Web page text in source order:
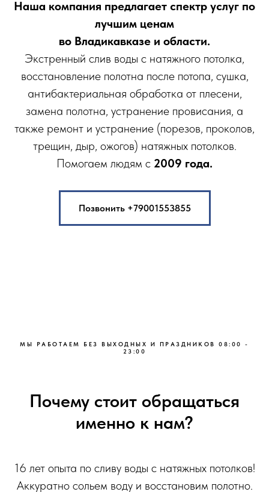
Наша компания предлагает спектр услуг по
лучшим ценам
во Владикавказе и области.
Экстренный слив воды с натяжного потолка,
восстановление полотна после потопа, сушка,
антибактериальная обработка от плесени,
замена полотна, устранение провисания, а
также ремонт и устранение (порезов, проколов,
трещин, дыр, ожогов) натяжных потолков.
Помогаем людям с 2009 года.
Позвонить +79001553855
MЫ РАБOТAЕМ БEЗ ВЫХОДНЫХ И ПРАЗДНИКOВ 08:00 -
23:00
Почему стоит обращаться
именно к нам?
16 лет опыта по сливу воды с натяжных потолков!
Аккуратно сольем воду и восстановим полотно.